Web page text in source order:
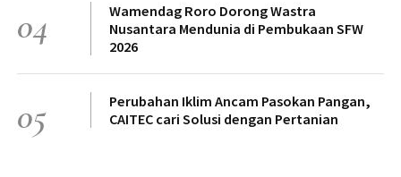
04
Wamendag Roro Dorong Wastra
Nusantara Mendunia di Pembukaan SFW
2026
05
Perubahan Iklim Ancam Pasokan Pangan,
CAITEC cari Solusi dengan Pertanian